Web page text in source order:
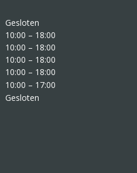
Gesloten
10:00 – 18:00
10:00 – 18:00
10:00 – 18:00
10:00 – 18:00
10:00 – 17:00
Gesloten